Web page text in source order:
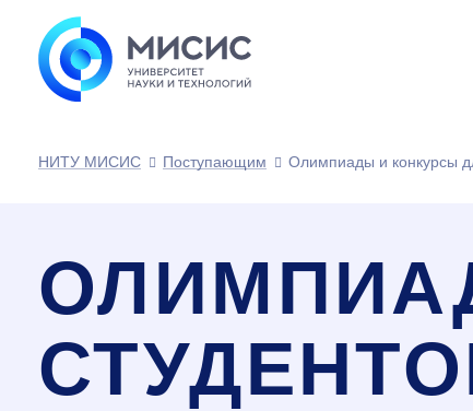
НИТУ МИСИС
Поступающим Олимпиады и конкурсы